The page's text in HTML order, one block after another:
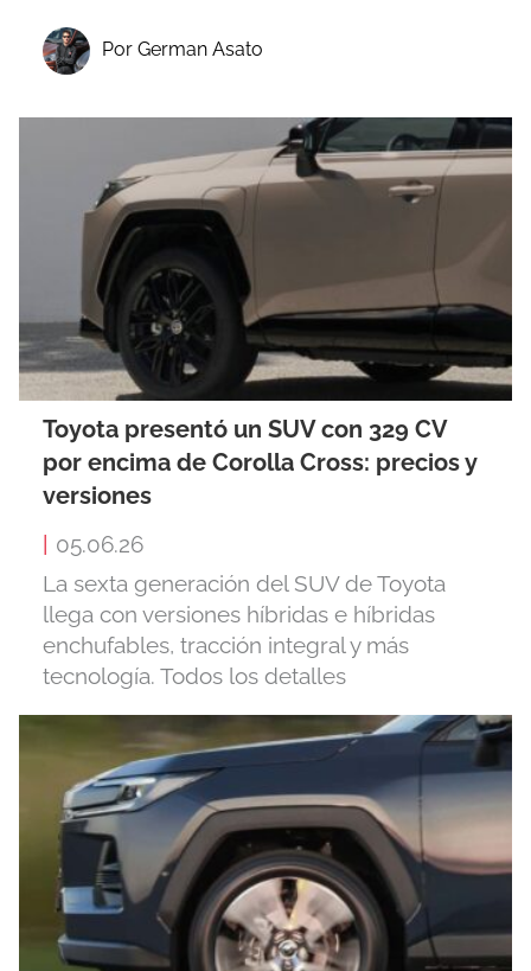
Por German Asato
Toyota presentó un SUV con 329 CV
por encima de Corolla Cross: precios y
versiones
05.06.26
La sexta generación del SUV de Toyota
llega con versiones híbridas e híbridas
enchufables, tracción integral y más
tecnología. Todos los detalles